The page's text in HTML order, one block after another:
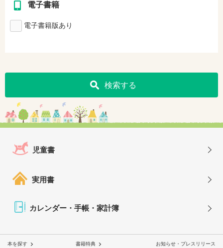
電子書籍
電子書籍版あり
検索する
児童書
実用書
カレンダー・手帳・家計簿
本を探す 書籍特典 お知らせ・プレスリリース